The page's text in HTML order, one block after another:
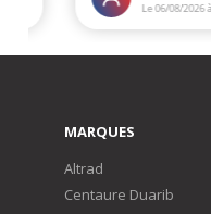
MARQUES
Altrad
Centaure Duarib